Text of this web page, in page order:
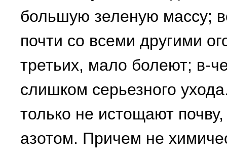
большую зеленую массу;
почти со всеми другими
третьих, мало болеют; в-
слишком серьезного
только не истощают
азотом. Причем не